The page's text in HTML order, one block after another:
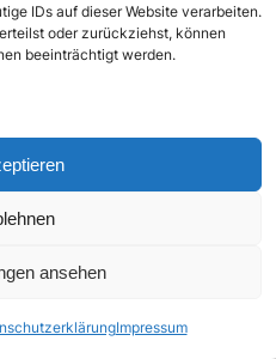
IDs auf dieser Website verarbeiten.
oder zurückziehst, können
beeinträchtigt werden.
ansehen
Impressum